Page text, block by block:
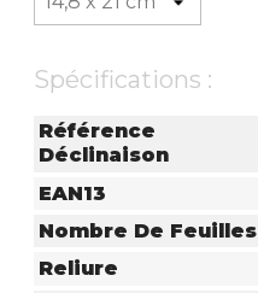
Spécifications :
Référence
Déclinaison
EAN13
Nombre De Feuilles
Reliure